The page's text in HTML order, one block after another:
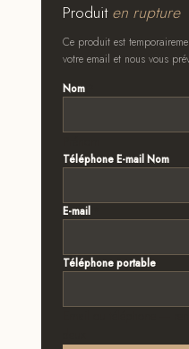
Produiten rupture
Ce produit est
votre email et nous vous
Nom
Téléphone E-mail Nom
E-mail
Téléphone portable